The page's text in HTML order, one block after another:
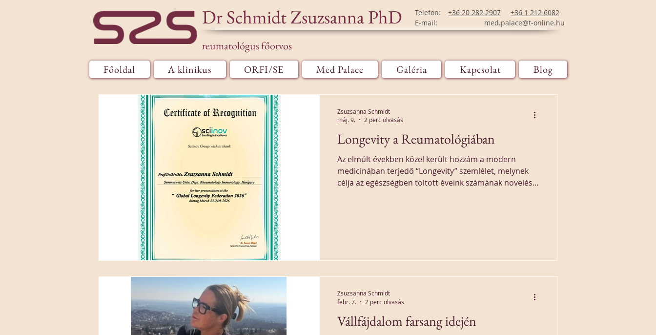
Dr Schmidt Zsuzsanna PhD E-mail: med.palace@t-online.hu
+36 20 282 2907
Telefon: +36 1 212 6082
reumatológus főorvos
Főoldal A klinikus ORFI/SE Med Palace Galéria Kapcsolat Blog
Longevity a Reumatológiában
Az elmúlt években közel került hozzám a modern
medicinában terjedő “Longevity” szemlélet, melynek
célja az egészségben töltött éveink számának növelése,
Zsuzsanna Schmidt
máj. 9.
2 perc olvasás
Vállfájdalom farsang idején
Zsuzsanna Schmidt
febr. 7.
2 perc olvasás